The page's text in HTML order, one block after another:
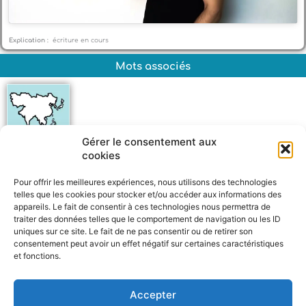
Gérer le consentement aux
cookies
Pour offrir les meilleures expériences, nous utilisons des technologies
telles que les cookies pour stocker et/ou accéder aux informations des
appareils. Le fait de consentir à ces technologies nous permettra de
traiter des données telles que le comportement de navigation ou les ID
uniques sur ce site. Le fait de ne pas consentir ou de retirer son
consentement peut avoir un effet négatif sur certaines caractéristiques
et fonctions.
Accepter
Explication : écriture en cours
Mots associés
a
h
e
s
a